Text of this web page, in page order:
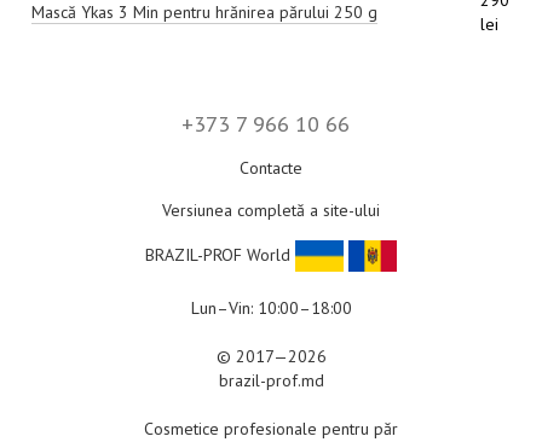
Mască Ykas 3 Min pentru hrănirea părului 250 g
lei
+373 7 966 10 66
Contacte
Versiunea completă a site-ului
BRAZIL-PROF World
Lun–Vin: 10:00–18:00
© 2017—2026
brazil-prof.md
Cosmetice profesionale pentru păr